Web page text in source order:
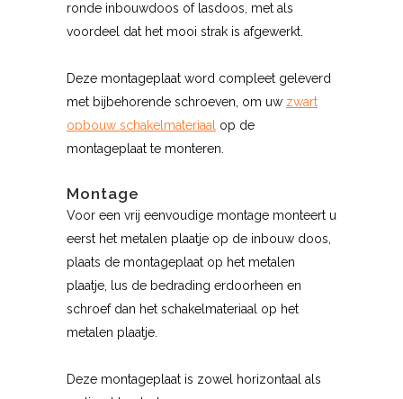
ronde inbouwdoos of lasdoos, met als
voordeel dat het mooi strak is afgewerkt.
Deze montageplaat word compleet geleverd
met bijbehorende schroeven, om uw zwart
opbouw schakelmateriaal op de
montageplaat te monteren.
Montage
Voor een vrij eenvoudige montage monteert u
eerst het metalen plaatje op de inbouw doos,
plaats de montageplaat op het metalen
plaatje, lus de bedrading erdoorheen en
schroef dan het schakelmateriaal op het
metalen plaatje.
Deze montageplaat is zowel horizontaal als